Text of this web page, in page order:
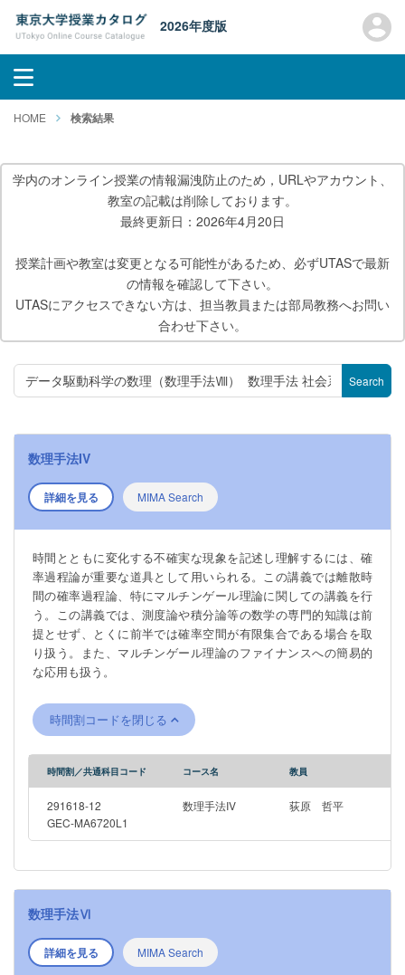
2026年度版
HOME 検索結果
学内のオンライン授業の情報漏洩防止のため，URLやアカウント、
教室の記載は削除しております。
最終更新日：2026年4月20日
授業計画や教室は変更となる可能性があるため、必ずUTASで最新
の情報を確認して下さい。
UTASにアクセスできない方は、担当教員または部局教務へお問い
合わせ下さい。
Search
数理手法IV
詳細を見る MIMA Search
時間とともに変化する不確実な現象を記述し理解するには、確
率過程論が重要な道具として用いられる。この講義では離散時
間の確率過程論、特にマルチンゲール理論に関しての講義を行
う。この講義では、測度論や積分論等の数学の専門的知識は前
提とせず、とくに前半では確率空間が有限集合である場合を取
り扱う。また、マルチンゲール理論のファイナンスへの簡易的
な応用も扱う。
時間割コードを閉じる
時間割／共通科目コード コース名 教員
291618-12
GEC-MA6720L1
数理手法IV 荻原 哲平
数理手法Ⅵ
詳細を見る MIMA Search